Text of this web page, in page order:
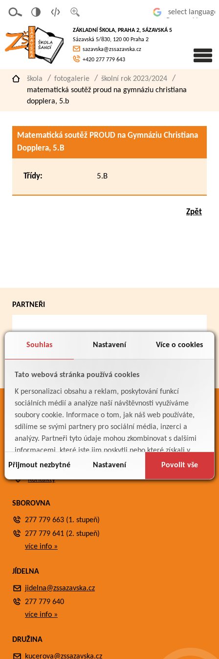
Souhlas Nastavení Více o cookies
Tato webová stránka používá cookies
K personalizaci obsahu a reklam, poskytování funkcí
sociálních médií a analýze naší návštěvnosti využíváme
soubory cookie. Informace o tom, jak náš web používáte,
sdílíme se svými partnery pro sociální média, inzerci a
analýzy. Partneři tyto údaje mohou zkombinovat s dalšími
informacemi, které jste jim poskytli nebo které získali v
důsledku toho, že používáte jejich služby.
Přijmout nezbytné Nastavení Povolit vše
písmo
á
verze
pro
slaboz
raké
ZÁKLADNÍ ŠKOLA, PRAHA 2, SÁZAVSKÁ 5
Sázavská 5/830, 120 00 Praha 2
sazavska@zssazavska.cz
+420 277 779 643
škola fotogalerie
školní rok 2023/2024
matematická soutěž proud na gymnáziu christiana
dopplera, 5.b
Matematická soutěž PROUD na Gymnáziu Christiana
Dopplera, 5.B
Třídy: 5.B
Zpět
PARTNEŘI
ODKAZY
Bakaláři
Jídelníček
Meteostanice
Fotogalerie
Kontakty
SBOROVNA
277 779 663 (1. stupeň)
277 779 641 (2. stupeň)
více info »
JÍDELNA
jidelna@zssazavska.cz
277 779 640
více info »
DRUŽINA
kucerova@zssazavska.cz